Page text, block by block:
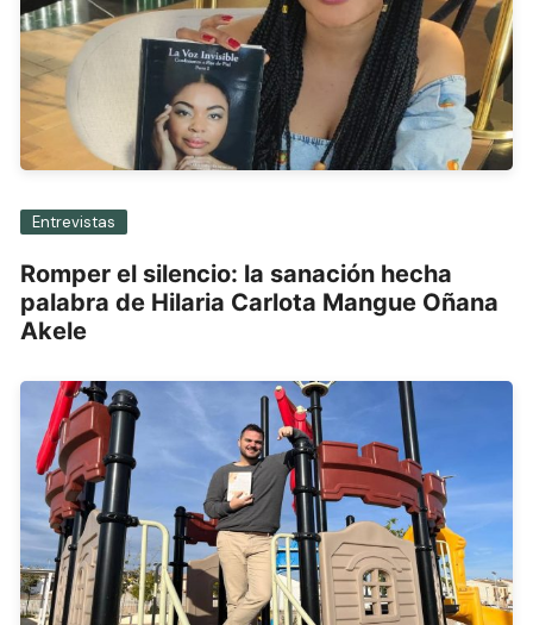
Entrevistas
Romper el silencio: la sanación hecha
palabra de Hilaria Carlota Mangue Oñana
Akele